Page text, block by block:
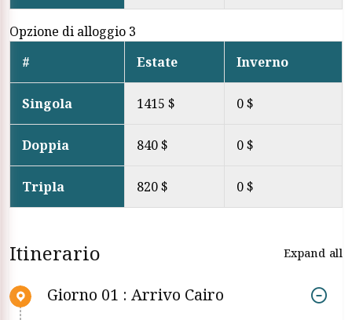
Opzione di alloggio 3
#
Estate Inverno
Singola 1415 $ 0 $
Doppia 840 $ 0 $
Tripla 820 $ 0 $
Itinerario Expand all
Giorno 01 : Arrivo Cairo